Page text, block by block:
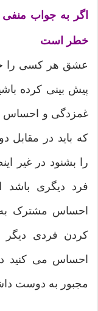
اگر به جواب
خطر است
عشق هر کسی را
پیش بینی کرده
غمزدگی و احساس
که باید در مقابل
را بشنود در غیر
فرد دیگری
احساس مشترک به
کردن فردی دیگر
احساس می کنید
مجبور به دوست